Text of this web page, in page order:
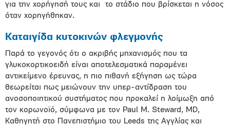
για την χορήγησή τους και το στάδιο που βρίσκεται η νόσος
όταν χορηγήθηκαν.
Καταιγίδα κυτοκινών φλεγμονής
Παρά το γεγονός ότι ο ακριβής μηχανισμός που τα
γλυκοκορτικοειδή είναι αποτελεσματικά παραμένει
αντικείμενο έρευνας, η πιο πιθανή εξήγηση ως τώρα
θεωρείται πως μειώνουν την υπερ-αντίδραση του
ανοσοποιητικού συστήματος που προκαλεί η λοίμωξη από
τον κορωνοϊό, σύμφωνα με τον Paul M. Steward, MD,
Καθηγητή στο Πανεπιστήμιο του Leeds της Αγγλίας και